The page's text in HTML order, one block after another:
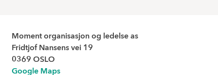
Moment organisasjon og ledelse as
Fridtjof Nansens vei 19
0369 OSLO
Google Maps